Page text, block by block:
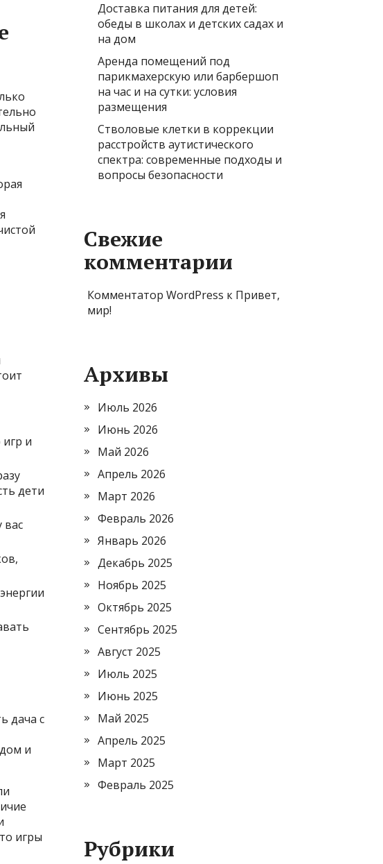
и
дети
вас
дача с
и
игры
Доставка питания для детей:
обеды в школах и детских садах и
на дом
Аренда помещений под
парикмахерскую или барбершоп
на час и на сутки: условия
размещения
Стволовые клетки в коррекции
расстройств аутистического
спектра: современные подходы и
вопросы безопасности
Свежие
комментарии
Комментатор WordPress к Привет,
мир!
Архивы
Июль 2026
Июнь 2026
Май 2026
Апрель 2026
Март 2026
Февраль 2026
Январь 2026
Декабрь 2025
Ноябрь 2025
Октябрь 2025
Сентябрь 2025
Август 2025
Июль 2025
Июнь 2025
Май 2025
Апрель 2025
Март 2025
Февраль 2025
Рубрики